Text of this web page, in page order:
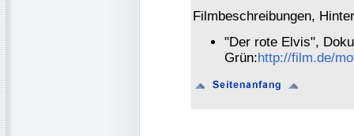
Filmbeschreibungen,
"Der rote Elvis",
Grün:http://film.de/